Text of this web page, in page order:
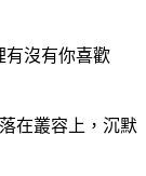
有沒有你喜歡
在叢容 上，沉默